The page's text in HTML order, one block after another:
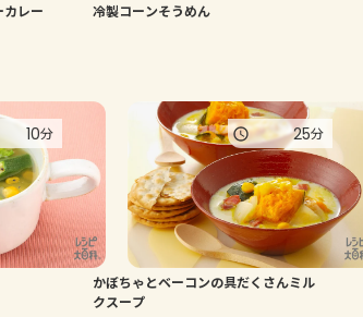
カレー
冷製コーンそうめん
10分
かぼちゃとベーコンの具だくさんミル
クスープ
25分